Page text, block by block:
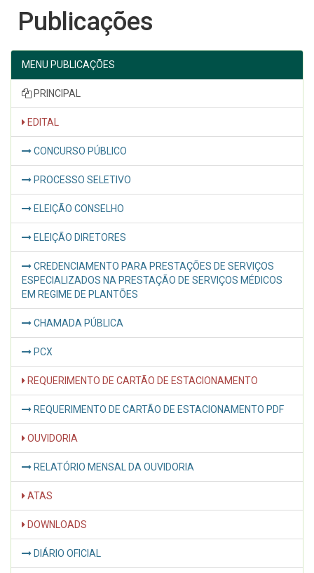
Publicações
MENU PUBLICAÇÕES
PRINCIPAL
EDITAL
CONCURSO PÚBLICO
PROCESSO SELETIVO
ELEIÇÃO CONSELHO
ELEIÇÃO DIRETORES
CREDENCIAMENTO PARA PRESTAÇÕES DE SERVIÇOS
ESPECIALIZADOS NA PRESTAÇÃO DE SERVIÇOS MÉDICOS
EM REGIME DE PLANTÕES
CHAMADA PÚBLICA
PCX
REQUERIMENTO DE CARTÃO DE ESTACIONAMENTO
REQUERIMENTO DE CARTÃO DE ESTACIONAMENTO PDF
OUVIDORIA
RELATÓRIO MENSAL DA OUVIDORIA
ATAS
DOWNLOADS
DIÁRIO OFICIAL